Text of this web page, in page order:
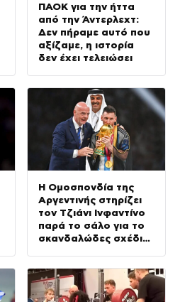
ΠΑΟΚ για την ήττα
από την Άντερλεχτ:
Δεν πήραμε αυτό που
αξίζαμε, η ιστορία
δεν έχει τελειώσει
Η Ομοσπονδία της
Αργεντινής στηρίζει
τον Τζιάνι Ινφαντίνο
παρά το σάλο για το
σκανδαλώδες σχέδιό